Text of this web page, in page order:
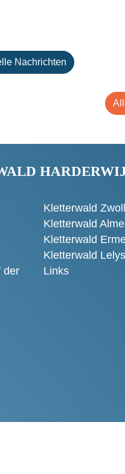
Nachrichten
der
Kletterwald
Kletterwald
Kletterwald
Kletterwald
Links